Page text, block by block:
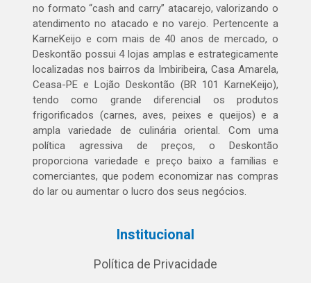
no formato “cash and carry” atacarejo, valorizando o
atendimento no atacado e no varejo. Pertencente a
KarneKeijo e com mais de 40 anos de mercado, o
Deskontão possui 4 lojas amplas e estrategicamente
localizadas nos bairros da Imbiribeira, Casa Amarela,
Ceasa-PE e Lojão Deskontão (BR 101 KarneKeijo),
tendo como grande diferencial os produtos
frigorificados (carnes, aves, peixes e queijos) e a
ampla variedade de culinária oriental. Com uma
política agressiva de preços, o Deskontão
proporciona variedade e preço baixo a famílias e
comerciantes, que podem economizar nas compras
do lar ou aumentar o lucro dos seus negócios.
Institucional
Política de Privacidade